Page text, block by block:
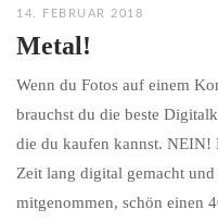
14. FEBRUAR 2018
Metal!
Wenn du Fotos auf einem
brauchst du die beste
die du kaufen kannst. NEIN!
Zeit lang digital gemacht
mitgenommen, schön einen